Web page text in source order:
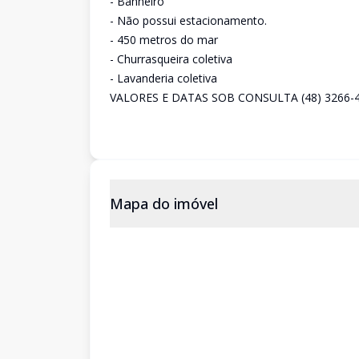
- Não possui estacionamento.
- 450 metros do mar
- Churrasqueira coletiva
- Lavanderia coletiva
VALORES E DATAS SOB CONSULTA (48) 3266-
Mapa do imóvel